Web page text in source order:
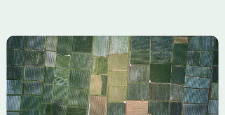
prestations et les aménagements ont été pensés pour
satisfaire les besoins de chaque foyer : accès aux autoroutes
A31, A39 et aux voies rapides vers Dijon, habillage des coffrets.
Au sein du quartier Côté Sud, un espace paysagé singulier
prend vie : le Jardin de Pluie. Véritable liaison piétonne, il Les
informations sur l'état des risques auxquels ce bien est exposé
sont disponibles sur le site Géorisques : www.georisques.gouv.fr